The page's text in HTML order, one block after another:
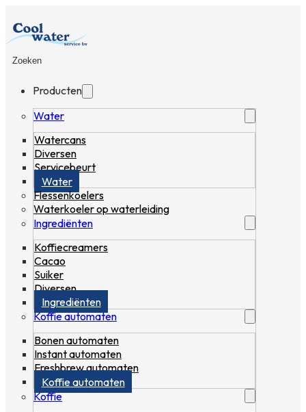
Zoeken
Producten
Water
Watercans
Diversen
Servicebeurt
Water
Flessenkoelers
Waterkoeler op waterleiding
Ingrediënten
Koffiecreamers
Cacao
Suiker
Diversen
Ingrediënten
Koffie automaten
Bonen automaten
Instant automaten
Freshbrew automaten
Koffie automaten
Koffie